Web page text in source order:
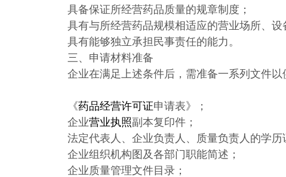
具备保证所经营药品质量的规章制度；
具有与所经营药品规模相适应的营业场所、设
具有能够独立承担民事责任的能力。
三、申请材料准备
企业在满足上述条件后，需准备一系列文件
《药品经营许可证申请表》；
企业营业执照副本复印件；
法定代表人、企业负责人、质量负责人的学历
企业组织机构图及各部门职能简述；
企业质量管理文件目录；